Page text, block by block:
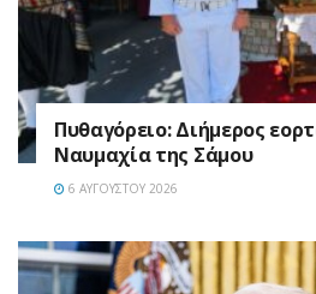
Πυθαγόρειο: Διήμερος
Ναυμαχία της Σάμου
6 ΑΥΓΟΎΣΤΟΥ 2026